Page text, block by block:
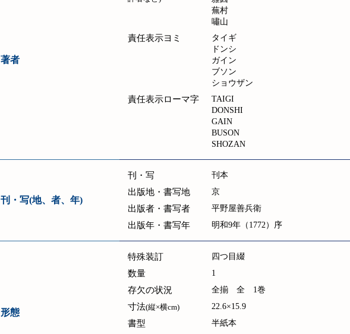
著者
蕪村
嘯山
責任表示ヨミ
タイギ
ドンシ
ガイン
ブソン
ショウザン
責任表示ローマ字
TAIGI
DONSHI
GAIN
BUSON
SHOZAN
刊・写(地、者、年)
刊・写 刊本
出版地・書写地 京
出版者・書写者 平野屋善兵衛
出版年・書写年 明和9年（1772）序
形態
特殊装訂 四つ目綴
数量 1
存欠の状況 全揃 全 1巻
寸法(縦×横cm) 22.6×15.9
書型 半紙本